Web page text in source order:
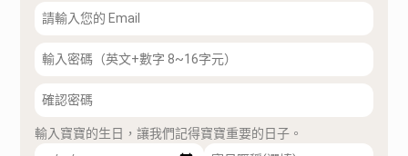
輸入寶寶的生日，讓我們記得寶寶重要的日子。